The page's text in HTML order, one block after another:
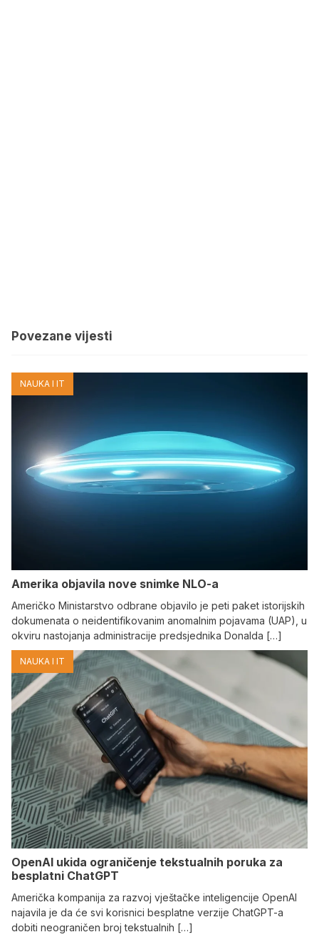
Povezane vijesti
NAUKA I IT
Amerika objavila nove snimke NLO-a
Američko Ministarstvo odbrane objavilo je peti paket istorijskih
dokumenata o neidentifikovanim anomalnim pojavama (UAP), u
okviru nastojanja administracije predsjednika Donalda […]
NAUKA I IT
OpenAI ukida ograničenje tekstualnih poruka za
besplatni ChatGPT
Američka kompanija za razvoj vještačke inteligencije OpenAI
najavila je da će svi korisnici besplatne verzije ChatGPT-a
dobiti neograničen broj tekstualnih […]